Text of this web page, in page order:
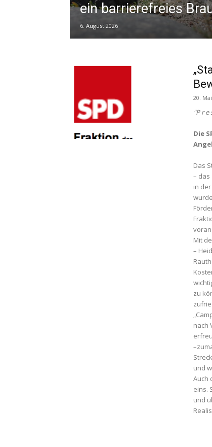
ein barrierefreies
6. August 2026
20.
"P r e
Die
Das
– das
in
Mit
–
zu
nach
und
Auch
eins.
und